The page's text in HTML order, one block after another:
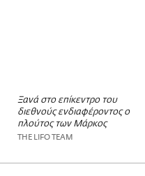
Ξανά στο επίκεντρο του
διεθνούς ενδιαφέροντος ο
πλούτος των Μάρκος
THE LIFO TEAM